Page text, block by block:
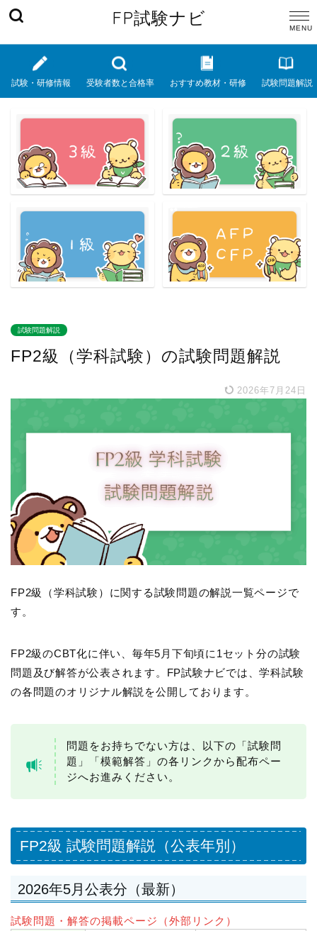
FP試験ナビ
試験・研修情報 受験者数と合格率 おすすめ教材・研修 試験問題解説
試験問題解説
FP2級（学科試験）の試験問題解説
2026年7月24日
FP2級（学科試験）に関する試験問題の解説一覧ページで
す。
FP2級のCBT化に伴い、毎年5月下旬頃に1セット分の試験
問題及び解答が公表されます。FP試験ナビでは、学科試験
の各問題のオリジナル解説を公開しております。
問題をお持ちでない方は、以下の「試験問
題」「模範解答」の各リンクから配布ペー
ジへお進みください。
FP2級 試験問題解説（公表年別）
2026年5月公表分（最新）
試験問題・解答の掲載ページ（外部リンク）